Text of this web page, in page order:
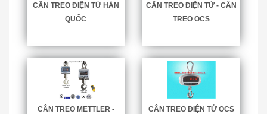
CÂN TREO ĐIỆN TỬ HÀN
QUỐC
CÂN TREO ĐIỆN TỬ - CÂN
TREO OCS
CÂN TREO METTLER -
CÂN TREO ĐIỆN TỬ OCS